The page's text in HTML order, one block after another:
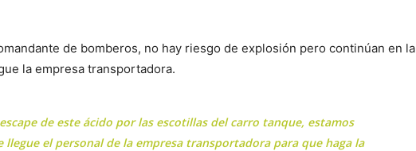
de bomberos, no hay riesgo de explosión pero continúan en la
la empresa transportadora.
de este ácido por las escotillas del carro tanque, estamos
llegue el personal de la empresa transportadora para que haga la